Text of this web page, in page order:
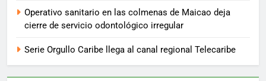
Operativo sanitario en las colmenas de Maicao deja
cierre de servicio odontológico irregular
Serie Orgullo Caribe llega al canal regional Telecaribe